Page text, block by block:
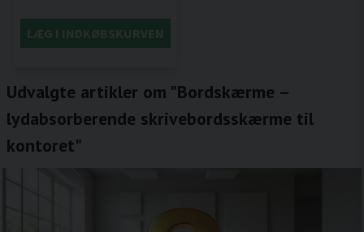
LÆG I INDKØBSKURVEN
Udvalgte artikler om "Bordskærme –
lydabsorberende skrivebordsskærme til
kontoret"